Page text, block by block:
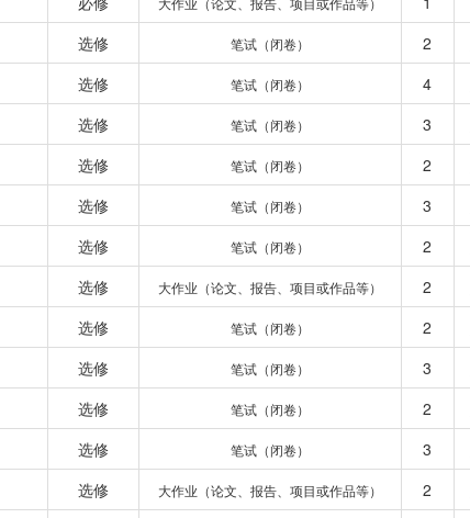
选修 笔试（闭卷） 2
选修 笔试（闭卷） 4
选修 笔试（闭卷） 3
选修 笔试（闭卷） 2
选修 笔试（闭卷） 3
选修 笔试（闭卷） 2
选修 大作业（论文、报告、项目或作品等） 2
选修 笔试（闭卷） 2
选修 笔试（闭卷） 3
选修 笔试（闭卷） 2
选修 笔试（闭卷） 3
选修 大作业（论文、报告、项目或作品等） 2